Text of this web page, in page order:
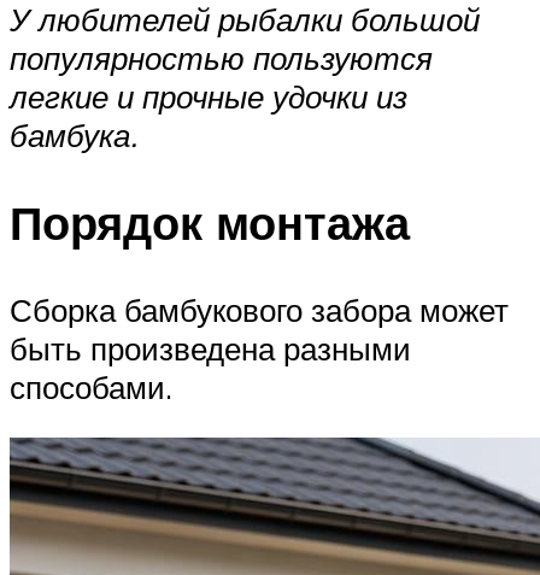
У любителей рыбалки большой
популярностью пользуются
легкие и прочные удочки из
бамбука.
Порядок монтажа
Сборка бамбукового забора может
быть произведена разными
способами.